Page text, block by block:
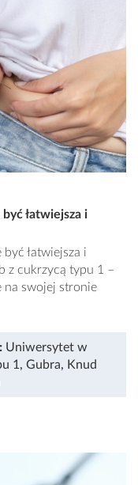
łatwiejsza i
łatwiejsza i
z cukrzycą typu 1 –
na swojej stronie
Uniwersytet w
1 , Gubra, Knud